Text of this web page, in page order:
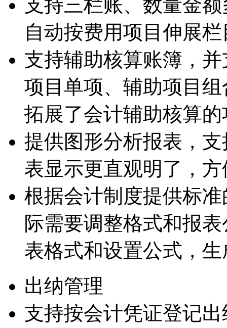
支持三栏账、数量金
自动按费用项目伸展
支持辅助核算账簿，
项目单项、辅助项目
拓展了会计辅助核算
提供图形分析报表，
表显示更直观明了，
根据会计制度提供标
际需要调整格式和报
表格式和设置公式，
出纳管理
支持按会计凭证登记